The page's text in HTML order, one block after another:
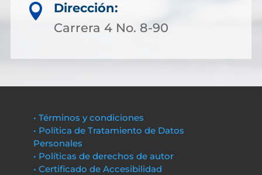

Dirección:
Carrera 4 No. 8-90
• Términos y condiciones
• Política de Tratamiento de Datos
Personales
• Políticas de derechos de autor
• Certificado de Accesibilidad